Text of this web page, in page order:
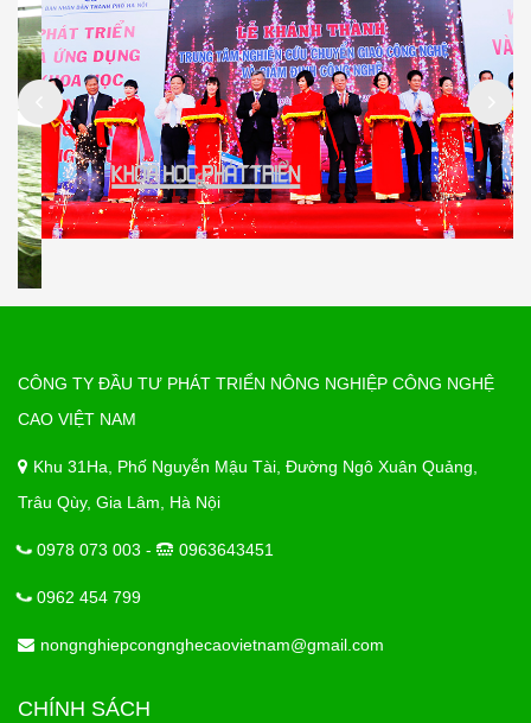
CÔNG TY ĐẦU TƯ PHÁT TRIỂN NÔNG NGHIỆP CÔNG NGHỆ
CAO VIỆT NAM
Khu 31Ha, Phố Nguyễn Mậu Tài, Đường Ngô Xuân Quảng,
Trâu Qùy, Gia Lâm, Hà Nội
0978 073 003 - 0963643451
0962 454 799
nongnghiepcongnghecaovietnam@gmail.com
CHÍNH SÁCH